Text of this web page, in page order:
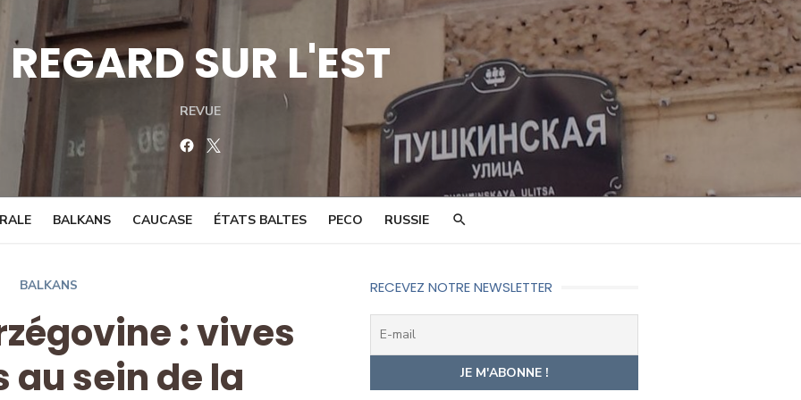
REGARD SUR L'EST
REVUE
Facebook
BALKANS CAUCASE ÉTATS BALTES PECO RUSSIE
BALKANS
: vives
au sein de la
RECEVEZ NOTRE NEWSLETTER